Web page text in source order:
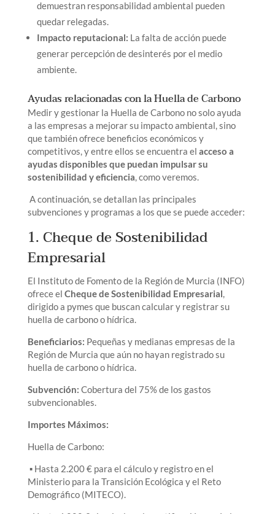
demuestran responsabilidad ambiental pueden
quedar relegadas.
Impacto reputacional: La falta de acción puede
generar percepción de desinterés por el medio
ambiente.
Ayudas relacionadas con la Huella de Carbono
Medir y gestionar la Huella de Carbono no solo ayuda
a las empresas a mejorar su impacto ambiental, sino
que también ofrece beneficios económicos y
competitivos, y entre ellos se encuentra el acceso a
ayudas disponibles que puedan impulsar su
sostenibilidad y eficiencia, como veremos.
A continuación, se detallan las principales
subvenciones y programas a los que se puede acceder:
1. Cheque de Sostenibilidad
Empresarial
El Instituto de Fomento de la Región de Murcia (INFO)
ofrece el Cheque de Sostenibilidad Empresarial,
dirigido a pymes que buscan calcular y registrar su
huella de carbono o hídrica.
Beneficiarios: Pequeñas y medianas empresas de la
Región de Murcia que aún no hayan registrado su
huella de carbono o hídrica.
Subvención: Cobertura del 75% de los gastos
subvencionables.
Importes Máximos:
Huella de Carbono:
▪ Hasta 2.200 € para el cálculo y registro en el
Ministerio para la Transición Ecológica y el Reto
Demográfico (MITECO).